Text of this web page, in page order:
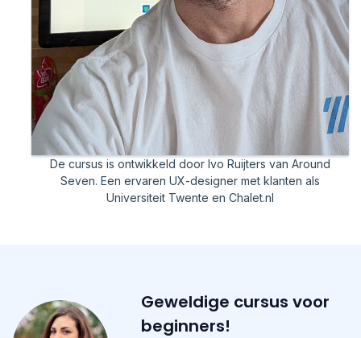
De cursus is ontwikkeld door Ivo Ruijters van Around
Seven. Een ervaren UX-designer met klanten als
Universiteit Twente en Chalet.nl
Geweldige cursus voor
beginners!